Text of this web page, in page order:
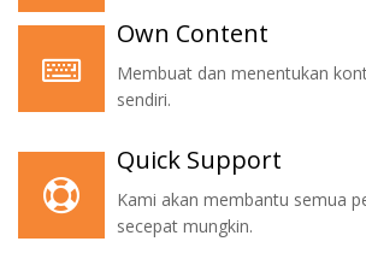
Own Content
Membuat dan menentukan
sendiri.
Quick Support
Kami akan membantu semua
secepat mungkin.